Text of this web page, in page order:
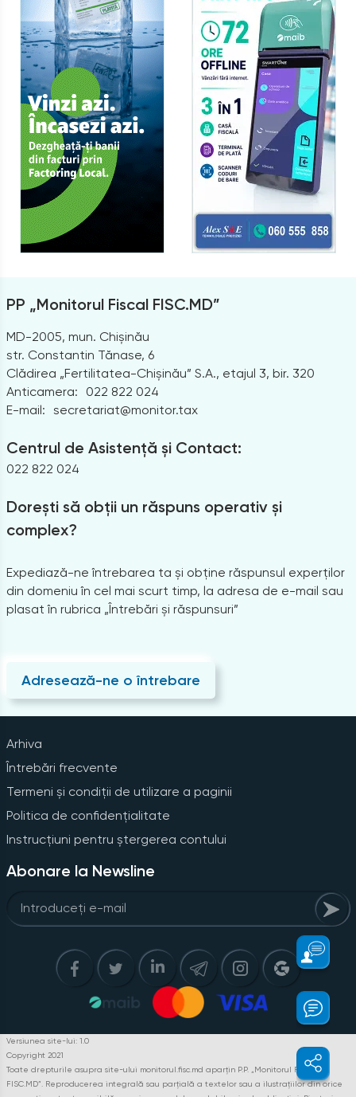
PP „Monitorul Fiscal FISC.MD”
MD-2005, mun. Chișinău
str. Constantin Tănase, 6
Clădirea „Fertilitatea-Chișinău” S.A., etajul 3, bir. 320
Anticamera:
022 822 024
E-mail: secretariat@monitor.tax
Centrul de Asistență și Contact:
022 822 024
Dorești să obții un răspuns operativ și
complex?
Expediază-ne întrebarea ta și obține răspunsul experților
din domeniu în cel mai scurt timp, la adresa de e-mail sau
plasat în rubrica „Întrebări și răspunsuri”
Adresează-ne o întrebare
Arhiva
Întrebări frecvente
Termeni și condiții de utilizare a paginii
Politica de confidențialitate
Instrucțiuni pentru ștergerea contului
Abonare la Newsline
Versiunea site-lui: 1.0
Copyright 2021
Toate drepturile asupra site-ului monitorul.fisc.md aparțin P.P. „Monitorul Fiscal
FISC.MD”. Reproducerea integrală sau parțială a textelor sau a ilustrațiilor din orice